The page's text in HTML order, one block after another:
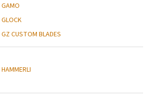
GAMO
GLOCK
GZ CUSTOM BLADES
HAMMERLI